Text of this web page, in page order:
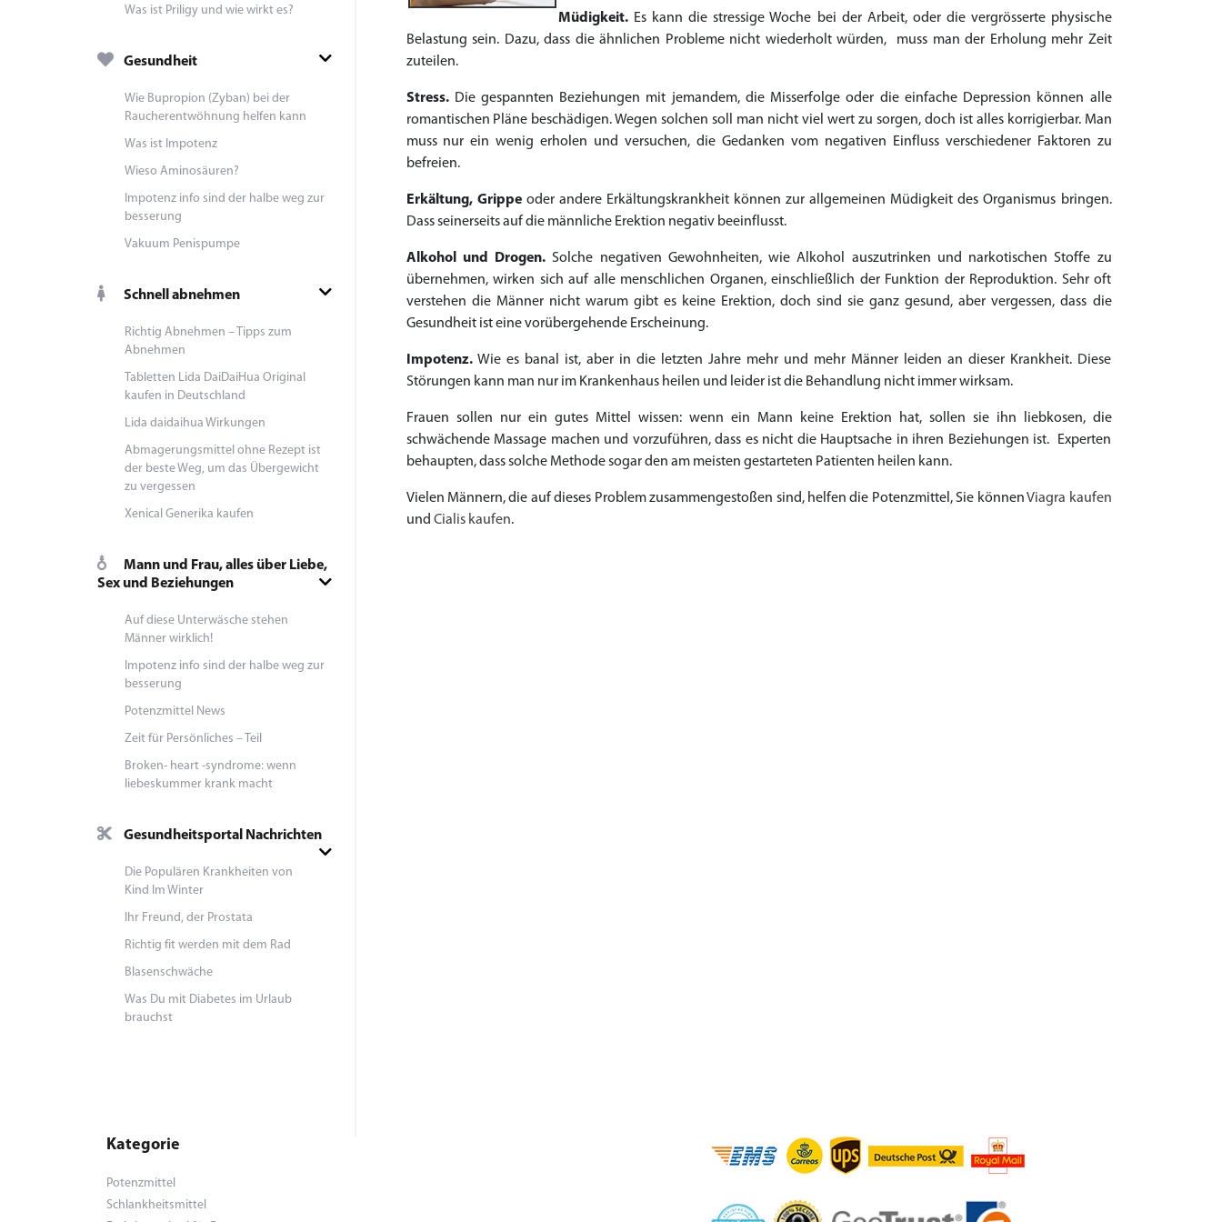
Was ist Priligy und wie wirkt es?
Gesundheit
Wie Bupropion (Zyban) bei der
Raucherentwöhnung helfen kann
Was ist Impotenz
Wieso Aminosäuren?
Impotenz info sind der halbe weg zur
besserung
Vakuum Penispumpe
Schnell abnehmen
Richtig Abnehmen – Tipps zum
Abnehmen
Tabletten Lida DaiDaiHua Original
kaufen in Deutschland
Lida daidaihua Wirkungen
Abmagerungsmittel ohne Rezept ist
der beste Weg, um das Übergewicht
zu vergessen
Xenical Generika kaufen
Mann und Frau, alles über Liebe,
Sex und Beziehungen
Auf diese Unterwäsche stehen
Männer wirklich!
Impotenz info sind der halbe weg zur
besserung
Potenzmittel News
Zeit für Persönliches – Teil
Broken- heart -syndrome: wenn
liebeskummer krank macht
Gesundheitsportal Nachrichten
Die Populären Krankheiten von
Kind Im Winter
Ihr Freund, der Prostata
Richtig fit werden mit dem Rad
Blasenschwäche
Was Du mit Diabetes im Urlaub
brauchst
Müdigkeit.Es kann die stressige Woche bei der Arbeit, oder die vergrösserte physische
Belastung sein. Dazu, dass die ähnlichen Probleme nicht wiederholt würden, muss man der Erholung mehr Zeit
zuteilen.
Stress.Die gespannten Beziehungen mit jemandem, die Misserfolge oder die einfache Depression können alle
romantischen Pläne beschädigen. Wegen solchen soll man nicht viel wert zu sorgen, doch ist alles korrigierbar. Man
muss nur ein wenig erholen und versuchen, die Gedanken vom negativen Einfluss verschiedener Faktoren zu
befreien.
Erkältung, Grippeoder andere Erkältungskrankheit können zur allgemeinen Müdigkeit des Organismus bringen.
Dass seinerseits auf die männliche Erektion negativ beeinflusst.
Alkohol und Drogen. Solche negativen Gewohnheiten, wie Alkohol auszutrinken und narkotischen Stoffe zu
übernehmen, wirken sich auf alle menschlichen Organen, einschließlich der Funktion der Reproduktion. Sehr oft
verstehen die Männer nicht warum gibt es keine Erektion, doch sind sie ganz gesund, aber vergessen, dass die
Gesundheit ist eine vorübergehende Erscheinung.
Impotenz.Wie es banal ist, aber in die letzten Jahre mehr und mehr Männer leiden an dieser Krankheit. Diese
Störungen kann man nur im Krankenhaus heilen und leider ist die Behandlung nicht immer wirksam.
Frauen sollen nur ein gutes Mittel wissen: wenn ein Mann keine Erektion hat, sollen sie ihn liebkosen, die
schwächende Massage machen und vorzuführen, dass es nicht die Hauptsache in ihren Beziehungen ist. Experten
behaupten, dass solche Methode sogar den am meisten gestarteten Patienten heilen kann.
Vielen Männern, die auf dieses Problem zusammengestoßen sind, helfen die Potenzmittel, Sie könnenViagra kaufen
und Cialis kaufen.
Kategorie
Potenzmittel
Schlankheitsmittel
← Return to shop to Cart
← Return to shop to Cart
← Return to shop to Cart
← Return to shop to Cart
← Return to shop to Cart
← Return to shop to Cart
← Return to shop to Cart
← Return to shop to Cart
← Return to shop to Cart
← Return to shop to Cart
← Return to shop to Cart
← Return to shop to Cart
← Return to shop to Cart
← Return to shop to Cart
← Return to shop to Cart
← Return to shop to Cart
← Return to shop to Cart
← Return to shop to Cart
← Return to shop to Cart
← Return to shop to Cart
← Return to shop to Cart
← Return to shop to Cart